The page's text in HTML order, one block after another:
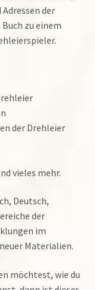
der
zu einem
der Drehleier
vieles mehr.
Deutsch,
der
im
Materialien.
möchtest, wie du